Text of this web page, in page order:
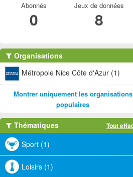
Abonnés
0
Jeux de données
8
Organisations
Métropole Nice Côte d'Azur (1)
Montrer uniquement les organisations
populaires
Thématiques Tout
Sport (1)
Loisirs (1)